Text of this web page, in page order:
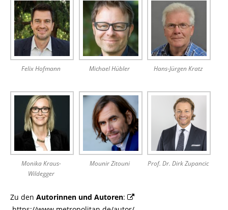
Felix Hofmann Michael Hübler Hans-Jürgen Kratz
Monika Kraus-
Wildegger
Mounir Zitouni Prof. Dr. Dirk Zupancic
Zu den Autorinnen und Autoren: